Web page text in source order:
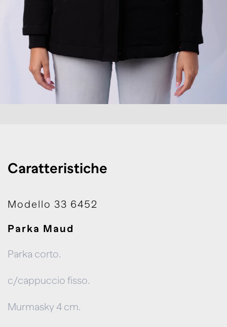
Caratteristiche
Modello 33 6452
Parka Maud
Parka corto.
c/cappuccio fisso.
Murmasky 4 cm.